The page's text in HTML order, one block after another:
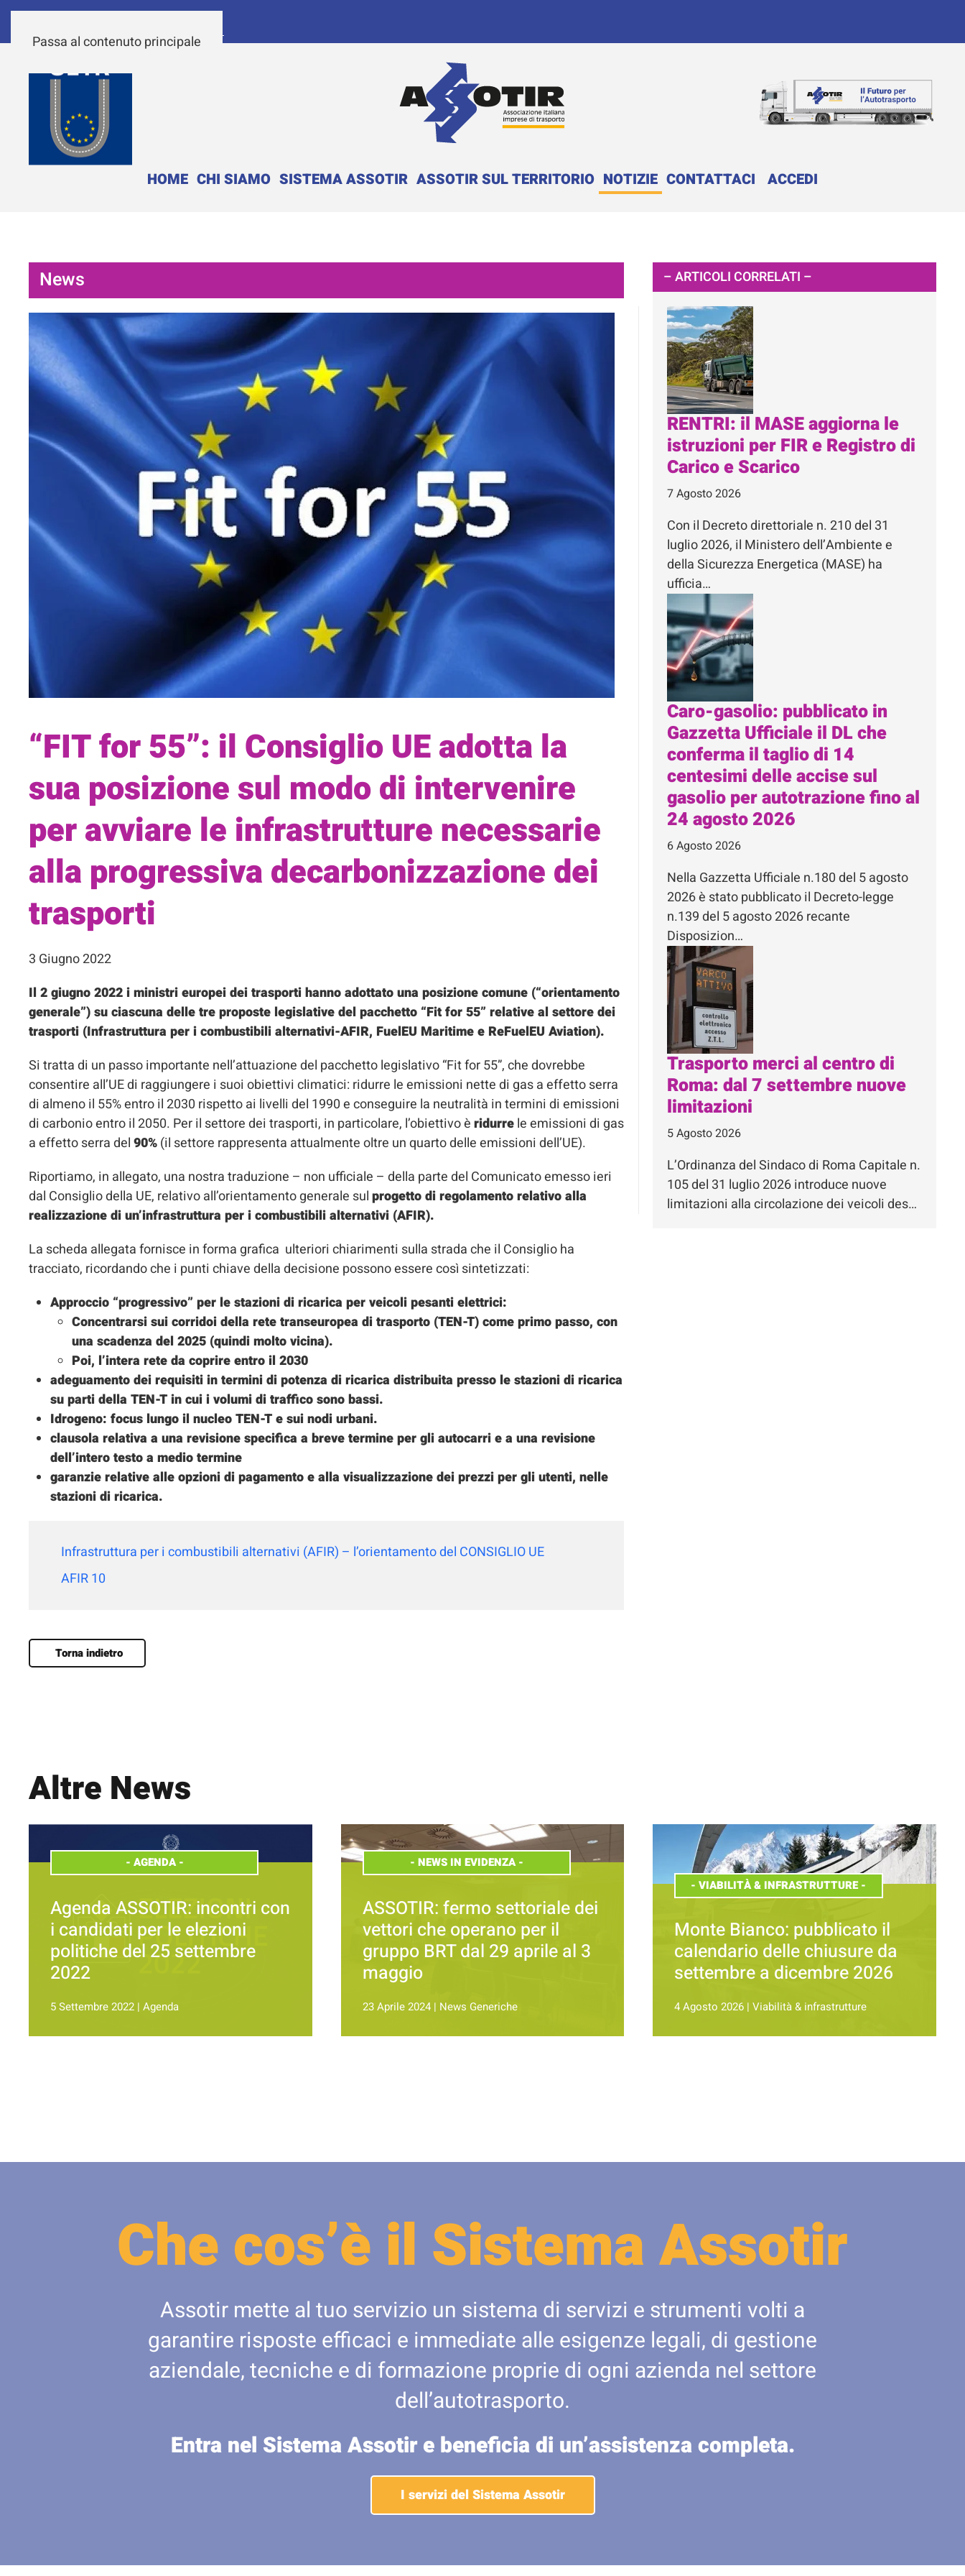
Passa al contenuto principale
HOME CHI SIAMO SISTEMA ASSOTIR ASSOTIR SUL TERRITORIO NOTIZIE CONTATTACI ACCEDI
News
“FIT for 55”: il Consiglio UE adotta la
sua posizione sul modo di intervenire
per avviare le infrastrutture necessarie
alla progressiva decarbonizzazione dei
trasporti
3 Giugno 2022
Il 2 giugno 2022 i ministri europei dei trasporti hanno adottato una posizione comune (“orientamento
generale”) su ciascuna delle tre proposte legislative del ‎‎pacchetto “Fit for 55‎‎” relative al settore dei
trasporti (Infrastruttura per i combustibili alternativi-AFIR, FuelEU Maritime e ReFuelEU Aviation).‎
‎Si tratta di un passo importante nell’attuazione del pacchetto legislativo “Fit for 55”, che dovrebbe
consentire all’UE di raggiungere i suoi obiettivi climatici: ridurre le emissioni nette di gas a effetto serra
di almeno il 55% entro il 2030 rispetto ai livelli del 1990 e conseguire la neutralità in termini di emissioni
di carbonio entro il 2050. Per il settore dei trasporti, in particolare, l’obiettivo è ‎ridurre‎ le emissioni di gas
a effetto serra del ‎90%‎ (il settore rappresenta attualmente oltre un quarto delle emissioni dell’UE).‎
Riportiamo, in allegato, una nostra traduzione – non ufficiale – della parte del Comunicato emesso ieri
dal Consiglio della UE, relativo all’orientamento generale sulprogetto di regolamento relativo alla
realizzazione di un’infrastruttura per i combustibili alternativi (AFIR).
La scheda allegata fornisce in forma grafica ulteriori chiarimenti sulla strada che il Consiglio ha
tracciato, ricordando che i punti chiave della decisione possono essere così sintetizzati:
Approccio “progressivo” per le stazioni di ricarica per veicoli pesanti elettrici:
Concentrarsi sui corridoi della rete transeuropea di trasporto (TEN-T) come primo passo, con
una scadenza del 2025 (quindi molto vicina).
Poi, l’intera rete da coprire entro il 2030
adeguamento dei requisiti in termini di potenza di ricarica distribuita presso le stazioni di ricarica
su parti della TEN-T in cui i volumi di traffico sono bassi.
Idrogeno: focus lungo il nucleo TEN-T e sui nodi urbani.
clausola relativa a una revisione specifica a breve termine per gli autocarri e a una revisione
dell’intero testo a medio termine
garanzie relative alle opzioni di pagamento e alla visualizzazione dei prezzi per gli utenti, nelle
stazioni di ricarica.
Infrastruttura per i combustibili alternativi (AFIR)‎ – l’orientamento del CONSIGLIO UE
AFIR 10
Torna indietro
– ARTICOLI CORRELATI –
RENTRI: il MASE aggiorna le
istruzioni per FIR e Registro di
Carico e Scarico
7 Agosto 2026
Con il Decreto direttoriale n. 210 del 31
luglio 2026, il Ministero dell’Ambiente e
della Sicurezza Energetica (MASE) ha
ufficia…
Caro-gasolio: pubblicato in
Gazzetta Ufficiale il DL che
conferma il taglio di 14
centesimi delle accise sul
gasolio per autotrazione fino al
24 agosto 2026
6 Agosto 2026
Nella Gazzetta Ufficiale n.180 del 5 agosto
2026 è stato pubblicato il Decreto-legge
n.139 del 5 agosto 2026 recante
Disposizion…
Trasporto merci al centro di
Roma: dal 7 settembre nuove
limitazioni
5 Agosto 2026
L’Ordinanza del Sindaco di Roma Capitale n.
105 del 31 luglio 2026 introduce nuove
limitazioni alla circolazione dei veicoli des…
Altre News
- AGENDA-
Agenda ASSOTIR: incontri con
i candidati per le elezioni
politiche del 25 settembre
2022
5 Settembre 2022 | Agenda
- NEWS IN EVIDENZA-
ASSOTIR: fermo settoriale dei
vettori che operano per il
gruppo BRT dal 29 aprile al 3
maggio
23 Aprile 2024| News Generiche
-VIABILITÀ & INFRASTRUTTURE-
Monte Bianco: pubblicato il
calendario delle chiusure da
settembre a dicembre 2026
4 Agosto 2026 |Viabilità & infrastrutture
Che cos’è il Sistema Assotir
Assotir mette al tuo servizio un sistema di servizi e strumenti volti a
garantire risposte efficaci e immediate alle esigenze legali, di gestione
aziendale, tecniche e di formazione proprie di ogni azienda nel settore
dell’autotrasporto.
Entra nel Sistema Assotir e beneficia di un’assistenza completa.
I servizi del Sistema Assotir